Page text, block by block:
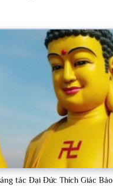
tác Đại Đức Thích Giác Bảo